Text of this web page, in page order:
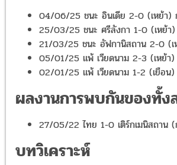
04/06/25 ชนะ อินเดีย 2-0 (เหย้า)
25/03/25 ชนะ ศรีลังกา 1-0 (เหย้า)
21/03/25 ชนะ อัฟกานิสถาน 2-0 (เ
05/01/25 แพ้ เวียดนาม 2-3 (เหย้า
02/01/25 แพ้ เวียดนาม 1-2 (เยือน
ผลงานการพบกันของทั้ง
27/05/22 ไทย 1-0 เติร์กเมนิสถาน (
บทวิเคราะห์